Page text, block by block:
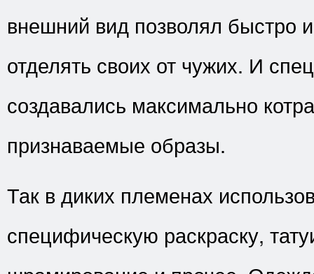
внешний вид позволял быстро
отделять своих от чужих. И
создавались максимально
признаваемые образы.
Так в диких племенах
специфическую раскраску,